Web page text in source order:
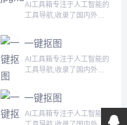
AI工具箱专注于人工智能的
工具导航,收录了国内外
供丰富的AI资源。帮助您加
入人工智能浪潮，自动化高
效完成任务！...
一键抠图
AI工具箱专注于人工智能的
工具导航,收录了国内外
供丰富的AI资源。帮助您加
入人工智能浪潮，自动化高
效完成任务！...
一键抠图
AI工具箱专注于人工智能的